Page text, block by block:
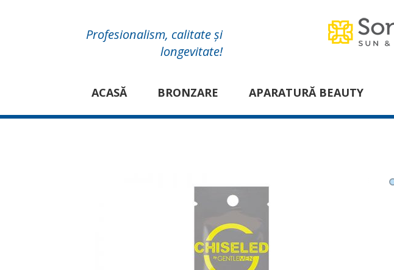
Profesionalism, calitate și
longevitate!
ACASĂ BRONZARE APARATURĂ BEAUTY